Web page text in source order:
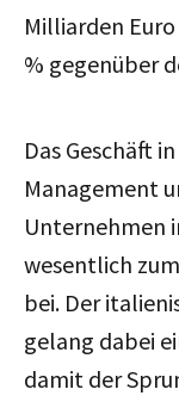
Milliarden
% gegenüber
Das Geschäft
Management
Unternehmen
wesentlich
bei. Der
gelang dabei
damit der